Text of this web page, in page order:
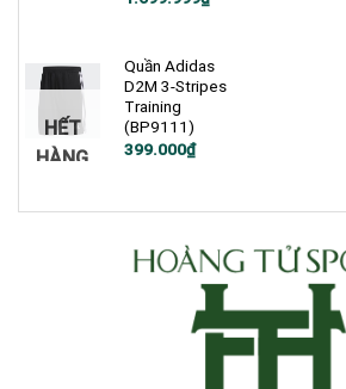
1.699.999₫.
HẾT
HÀNG
Quần Adidas
D2M 3-Stripes
Training
(BP9111)
Giá
399.000₫
Giá
399.000₫.